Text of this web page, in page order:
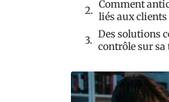
Comment
liés aux
Des solutions
contrôle sur